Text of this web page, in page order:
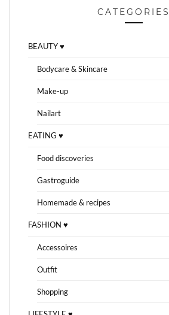
CATEGORIES
BEAUTY ♥
Bodycare & Skincare
Make-up
Nailart
EATING ♥
Food discoveries
Gastroguide
Homemade & recipes
FASHION ♥
Accessoires
Outfit
Shopping